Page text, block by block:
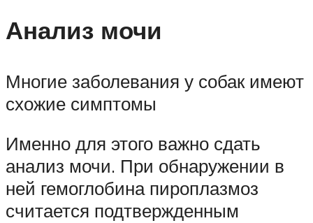
Анализ мочи
Многие заболевания у собак имеют
схожие симптомы
Именно для этого важно сдать
анализ мочи. При обнаружении в
ней гемоглобина пироплазмоз
считается подтвержденным